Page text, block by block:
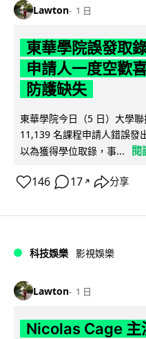
Lawton 1 日
東華學院誤發取
申請人一度空歡
防護缺失
東華學院今日（5 日）大學
11,139 名課程申請人錯誤發
以為獲得學位取錄，事...
閱
146 17 ↗ 分享
科技娛樂 影視娛樂
Lawton 1 日
Nicolas Cage